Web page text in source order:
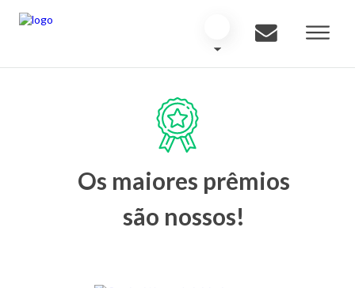
Os maiores prêmios
são nossos!